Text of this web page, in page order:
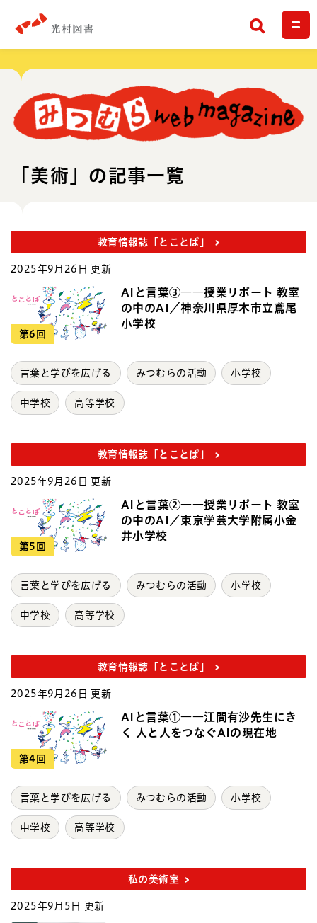
検索
「美術」の記事一覧
教育情報誌「とことば」
2025年9月26日 更新
第6回
AIと言葉③――授業リポート 教室
の中のAI／神奈川県厚木市立鳶尾
小学校
言葉と学びを広げる みつむらの活動 小学校
中学校 高等学校
教育情報誌「とことば」
2025年9月26日 更新
第5回
AIと言葉②――授業リポート 教室
の中のAI／東京学芸大学附属小金
井小学校
言葉と学びを広げる みつむらの活動 小学校
中学校 高等学校
教育情報誌「とことば」
2025年9月26日 更新
第4回
AIと言葉①――江間有沙先生にき
く 人と人をつなぐAIの現在地
言葉と学びを広げる みつむらの活動 小学校
中学校 高等学校
私の美術室
2025年9月5日 更新